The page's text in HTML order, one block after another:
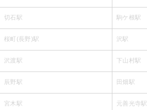
切石駅 駒ケ根駅
桜町(長野)駅 沢駅
沢渡駅 下山村駅
辰野駅 田畑駅
宮木駅 元善光寺駅